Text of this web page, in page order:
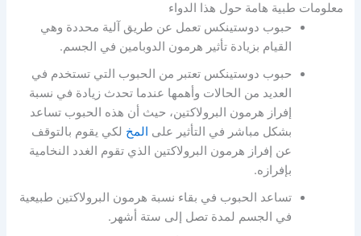
معلومات طبية هامة حول هذا الدواء
حبوب دوستينكس تعمل عن طريق آلية محددة وهي
القيام بزيادة تأثير هرمون الدوبامين في الجسم.
حبوب دوستينكس تعتبر من الحبوب التي تستخدم في
العديد من الحالات وأهمها عندما تحدث زيادة في نسبة
إفراز هرمون البرولاكتين، حيث أن هذه الحبوب تساعد
بشكل مباشر في التأثير على المخ لكي يقوم بالتوقف
عن إفراز هرمون البرولاكتين الذي تقوم الغدد النخامية
بإفرازه.
تساعد الحبوب في بقاء نسبة هرمون البرولاكتين طبيعية
في الجسم لمدة تصل إلى ستة أشهر.